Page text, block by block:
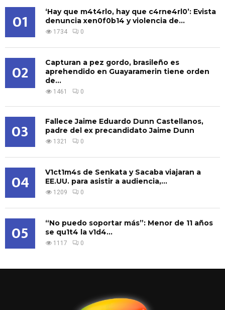
01
‘Hay que m4t4rlo, hay que c4rne4rl0’: Evista
denuncia xen0f0b14 y violencia de...
1734 0
02
Capturan a pez gordo, brasileño es
aprehendido en Guayaramerin tiene orden
de...
1461 0
03
Fallece Jaime Eduardo Dunn Castellanos,
padre del ex precandidato Jaime Dunn
1321 0
04
V1ct1m4s de Senkata y Sacaba viajaran a
EE.UU. para asistir a audiencia,...
1209 0
05
“No puedo soportar más”: Menor de 11 años
se qu1t4 la v1d4...
1117 0